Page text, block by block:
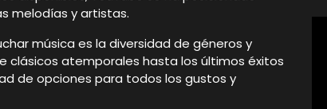
melodías y artistas.
música es la diversidad de géneros y
clásicos atemporales hasta los últimos éxitos
de opciones para todos los gustos y